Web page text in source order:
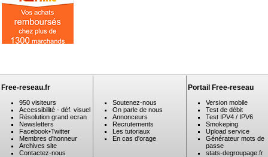
Free-reseau.fr
950 visiteurs
Accessibilité - déf. visuel
Résolution grand ecran
Newsletters
Facebook•Twitter
Membres d'honneur
Archives site
Contactez-nous
Soutenez-nous
On parle de nous
Annonceurs
Recrutements
Les tutoriaux
En cas d'orage
Portail Free-reseau
Version mobile
Test de débit
Test IPV4 / IPV6
Smokeping
Upload service
Générateur mots de
passe
stats-degroupage.fr